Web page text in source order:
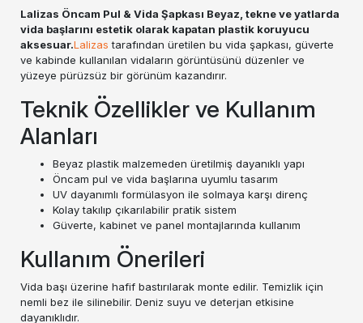
Lalizas Öncam Pul & Vida Şapkası Beyaz, tekne ve yatlarda
vida başlarını estetik olarak kapatan plastik koruyucu
aksesuar.Lalizas tarafından üretilen bu vida şapkası, güverte
ve kabinde kullanılan vidaların görüntüsünü düzenler ve
yüzeye pürüzsüz bir görünüm kazandırır.
Teknik Özellikler ve Kullanım
Alanları
Beyaz plastik malzemeden üretilmiş dayanıklı yapı
Öncam pul ve vida başlarına uyumlu tasarım
UV dayanımlı formülasyon ile solmaya karşı direnç
Kolay takılıp çıkarılabilir pratik sistem
Güverte, kabinet ve panel montajlarında kullanım
Kullanım Önerileri
Vida başı üzerine hafif bastırılarak monte edilir. Temizlik için
nemli bez ile silinebilir. Deniz suyu ve deterjan etkisine
dayanıklıdır.